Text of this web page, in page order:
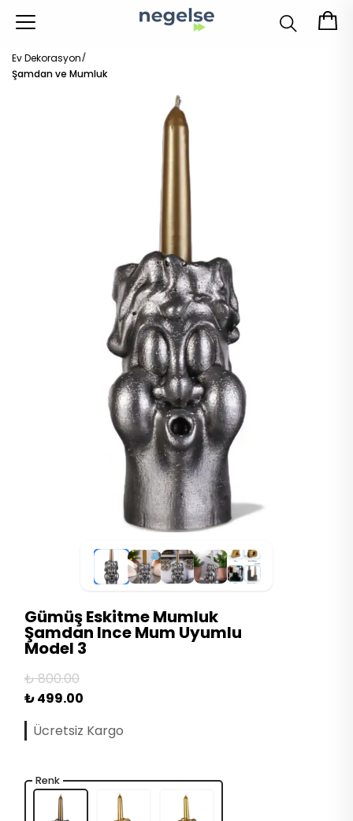
Ev Dekorasyon
Şamdan ve Mumluk
Gümüş Eskitme Mumluk
Şamdan Ince Mum Uyumlu
Model 3
₺ 800.00
₺ 499.00
Ücretsiz Kargo
Renk